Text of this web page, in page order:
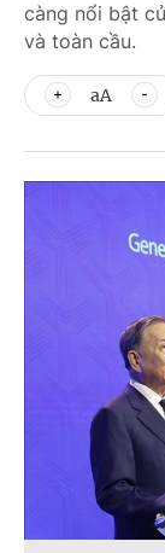
càng nổi bật
và toàn cầu.
aA